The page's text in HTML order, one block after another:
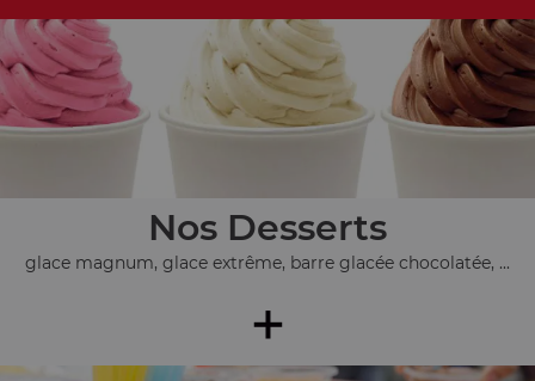
Nos Desserts
glace magnum, glace extrême, barre glacée chocolatée, ...
+